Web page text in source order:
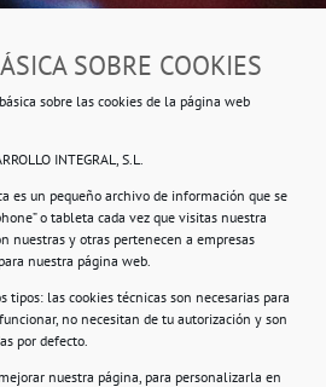
SOBRE COOKIES
sobre las cookies de la página web
INTEGRAL, S.L.
es un pequeño archivo de información que se
o tableta cada vez que visitas nuestra
nuestras y otras pertenecen a empresas
nuestra página web.
tipos: las cookies técnicas son necesarias para
no necesitan de tu autorización y son
por defecto.
nuestra página, para personalizarla en
Usera
local 3 – 28041 Madrid
protección de datos